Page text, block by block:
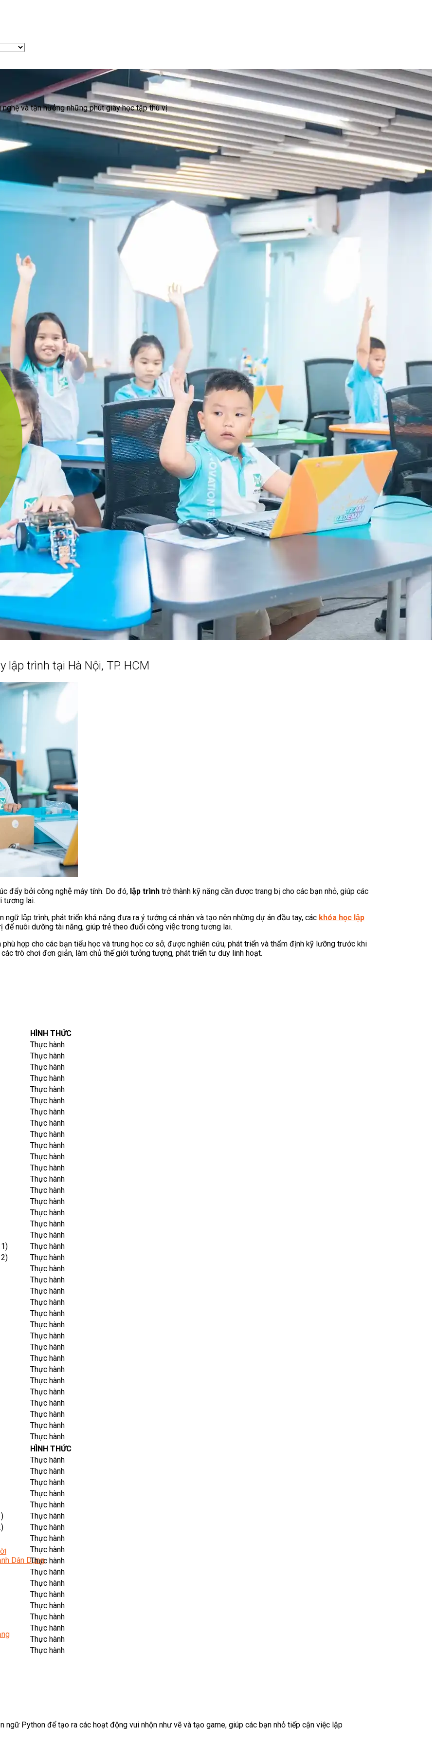
Shopee
Dân Dụng
và tận hưởng những phút giây học tập thú vị
trình tại Hà Nội, TP. HCM
đẩy bởi công nghệ máy tính. Do đó, lập trình trở thành kỹ năng cần được trang bị cho các bạn nhỏ, giúp các
tương lai.
lập trình, phát triển khả năng đưa ra ý tưởng cá nhân và tạo nên những dự án đầu tay, các khóa học lập
nuôi dưỡng tài năng, giúp trẻ theo đuổi công việc trong tương lai.
phù hợp cho các bạn tiểu học và trung học cơ sở, được nghiên cứu, phát triển và thẩm định kỹ lưỡng trước khi
trò chơi đơn giản, làm chủ thế giới tưởng tượng, phát triển tư duy linh hoạt.
HÌNH THỨC
Thực hành
Thực hành
Thực hành
Thực hành
Thực hành
Thực hành
Thực hành
Thực hành
Thực hành
Thực hành
Thực hành
Thực hành
Thực hành
Thực hành
Thực hành
Thực hành
Thực hành
Thực hành
Thực hành
Thực hành
Thực hành
Thực hành
Thực hành
Thực hành
Thực hành
Thực hành
Thực hành
Thực hành
Thực hành
Thực hành
Thực hành
Thực hành
Thực hành
Thực hành
Thực hành
Thực hành
HÌNH THỨC
Thực hành
Thực hành
Thực hành
Thực hành
Thực hành
Thực hành
Thực hành
Thực hành
Thực hành
Thực hành
Thực hành
Thực hành
Thực hành
Thực hành
Thực hành
Thực hành
Thực hành
Thực hành
Python để tạo ra các hoạt động vui nhộn như vẽ và tạo game, giúp các bạn nhỏ tiếp cận việc lập